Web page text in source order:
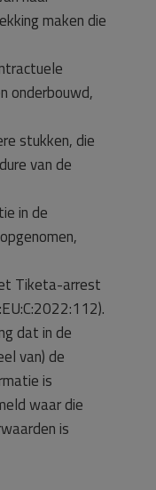
maken die
onderbouwd,
stukken, die
van de
in de
Tiketa-arrest
dat in de
van) de
is
waar die
is